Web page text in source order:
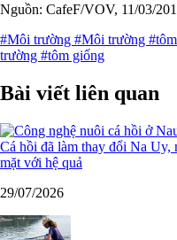
Nguồn: CafeF/VOV, 11/03/
#Môi trường #Môi trường
trường #tôm giống
Bài viết liên quan
Cá hồi đã làm thay đổi Na Uy,
mặt với hệ quả
29/07/2026